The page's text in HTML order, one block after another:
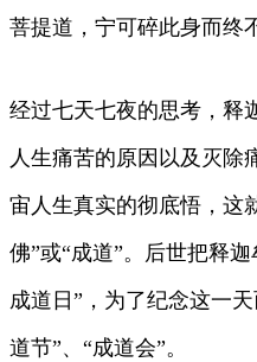
菩提道，宁可碎此身而终
经过七天七夜的思考，释
人生痛苦的原因以及灭除
宙人生真实的彻底悟，这
佛”或“成道”。后世把释
成道日”，为了纪念这一
道节”、“成道会”。